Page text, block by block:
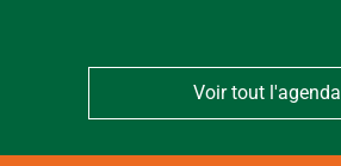
Voir tout l'agenda